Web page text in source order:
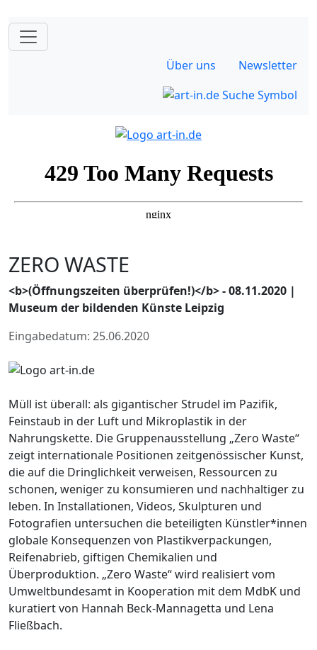
Über uns Newsletter
ZERO WASTE
<b>(Öffnungszeiten überprüfen!)</b> - 08.11.2020 |
Museum der bildenden Künste Leipzig
Eingabedatum: 25.06.2020
Müll ist überall: als gigantischer Strudel im Pazifik,
Feinstaub in der Luft und Mikroplastik in der
Nahrungskette. Die Gruppenausstellung „Zero Waste“
zeigt internationale Positionen zeitgenössischer Kunst,
die auf die Dringlichkeit verweisen, Ressourcen zu
schonen, weniger zu konsumieren und nachhaltiger zu
leben. In Installationen, Videos, Skulpturen und
Fotografien untersuchen die beteiligten Künstler*innen
globale Konsequenzen von Plastikverpackungen,
Reifenabrieb, giftigen Chemikalien und
Überproduktion. „Zero Waste“ wird realisiert vom
Umweltbundesamt in Kooperation mit dem MdbK und
kuratiert von Hannah Beck-Mannagetta und Lena
Fließbach.